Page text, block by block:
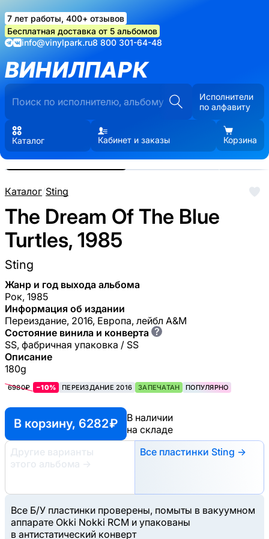
7 лет работы, 400+ отзывов
Бесплатная доставка от 5 альбомов
info@vinylpark.ru8 800 301-64-48
ВИНИЛПАРК
Исполнители
по алфавиту
Каталог Кабинет и заказы Корзина
Каталог/Sting
The Dream Of The Blue
Turtles, 1985
Sting
Жанр и год выхода альбома
Рок, 1985
Информация об издании
Переиздание, 2016, Европа, лейбл A&M
Состояние винила и конверта ?
SS, фабричная упаковка / SS
Описание
180g
6980₽ −10% ПЕРЕИЗДАНИЕ 2016 ЗАПЕЧАТАН ПОПУЛЯРНО
В корзину, 6282 ₽
В наличии
на складе
Другие варианты
этого альбома
→
Все пластинки Sting →
Все Б/У пластинки проверены, помыты в вакуумном
аппарате Okki Nokki RCM и упакованы
в антистатический конверт
Реальные фото пластинки.
Нажмите, чтобы увеличить